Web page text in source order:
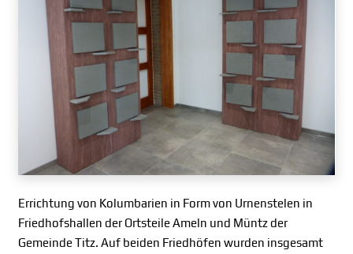
Errichtung von Kolumbarien in Form von Urnenstelen in
Friedhofshallen der Ortsteile Ameln und Müntz der
Gemeinde Titz. Auf beiden Friedhöfen wurden insgesamt